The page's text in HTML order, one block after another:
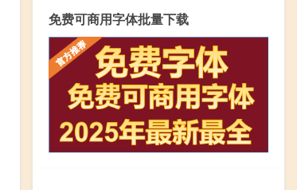
免费可商用字体批量下载